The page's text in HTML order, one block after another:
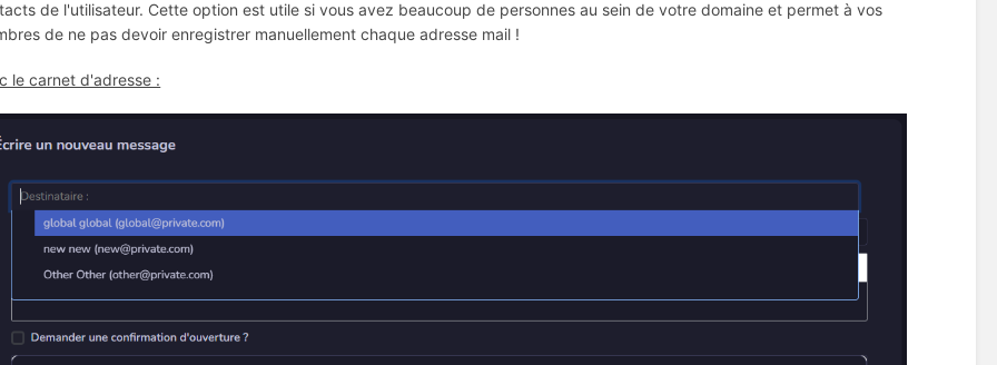
de l'utilisateur. Cette option est utile si vous avez beaucoup de personnes au sein de votre domaine et permet à vos
de ne pas devoir enregistrer manuellement chaque adresse mail !
le carnet d'adresse :